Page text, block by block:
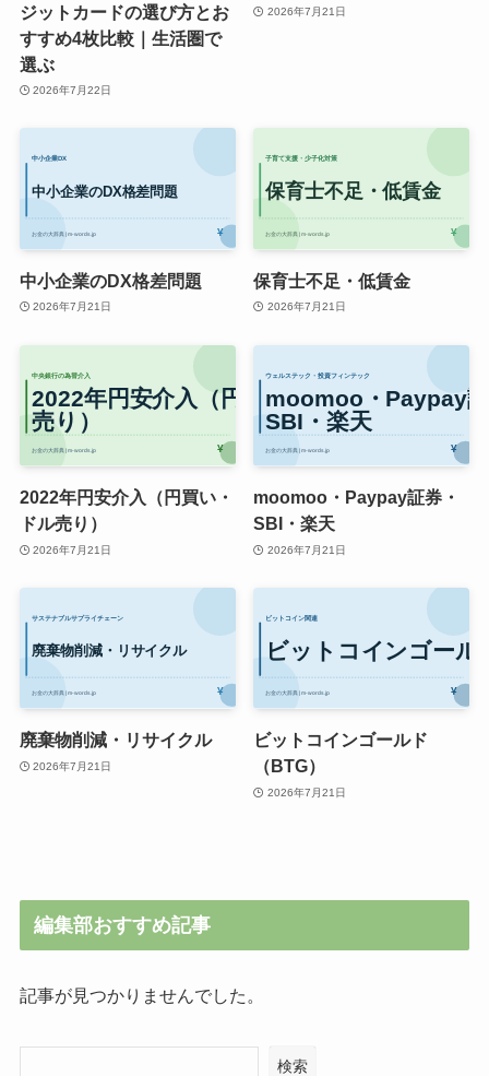
ジットカードの選び方とお
すすめ4枚比較｜生活圏で
選ぶ
2026年7月22日
2026年7月21日
中小企業のDX格差問題
2026年7月21日
保育士不足・低賃金
2026年7月21日
2022年円安介入（円買い・
ドル売り）
2026年7月21日
moomoo・Paypay証券・
SBI・楽天
2026年7月21日
廃棄物削減・リサイクル
2026年7月21日
ビットコインゴールド
（BTG）
2026年7月21日
編集部おすすめ記事
記事が見つかりませんでした。
検索